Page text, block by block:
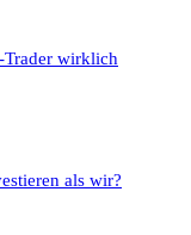
Trader wirklich
als wir?